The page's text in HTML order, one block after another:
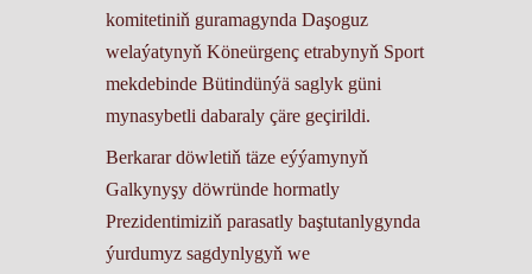
komitetiniň guramagynda Daşoguz
welaýatynyň Köneürgenç etrabynyň Sport
mekdebinde Bütindünýä saglyk güni
mynasybetli dabaraly çäre geçirildi.
Berkarar döwletiň täze eýýamynyň
Galkynyşy döwründe hormatly
Prezidentimiziň parasatly baştutanlygynda
ýurdumyz sagdynlygyň we